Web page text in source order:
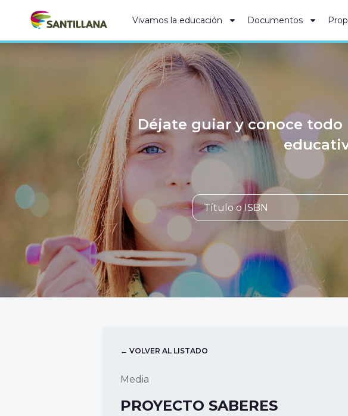
Vivamos la educación Documentos
Déjate guiar y conoce
← VOLVER AL LISTADO
Media
PROYECTO SABERES